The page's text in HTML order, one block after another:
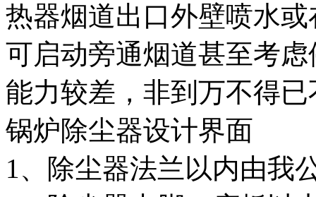
热器烟道出口外壁喷水
可启动旁通烟道甚至考
能力较差，非到万不得
锅炉除尘器设计界面
1、除尘器法兰以内由我